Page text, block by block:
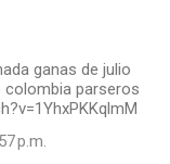
ganas de julio
parseros
p.m.